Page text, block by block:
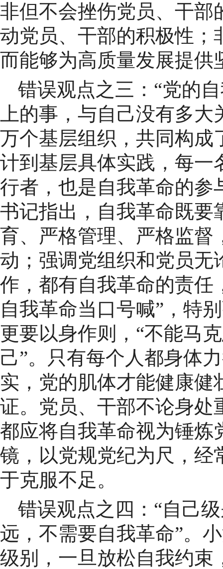
非但不会挫伤党员、干部
动党员、干部的积极性；
而能够为高质量发展提供
错误观点之三：“党的
上的事，与自己没有多
万个基层组织，共同构成
计到基层具体实践，每一
行者，也是自我革命的参
书记指出，自我革命既要
育、严格管理、严格监督
动；强调党组织和党员无
作，都有自我革命的责任
自我革命当口号喊”，特
更要以身作则，“不能马
己”。只有每个人都身体
实，党的肌体才能健康
证。党员、干部不论身处
都应将自我革命视为锤炼
镜，以党规党纪为尺，经
于克服不足。
错误观点之四：“自己
远，不需要自我革命”。
级别，一旦放松自我约束